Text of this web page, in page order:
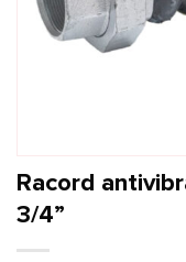
Racord
3/4”